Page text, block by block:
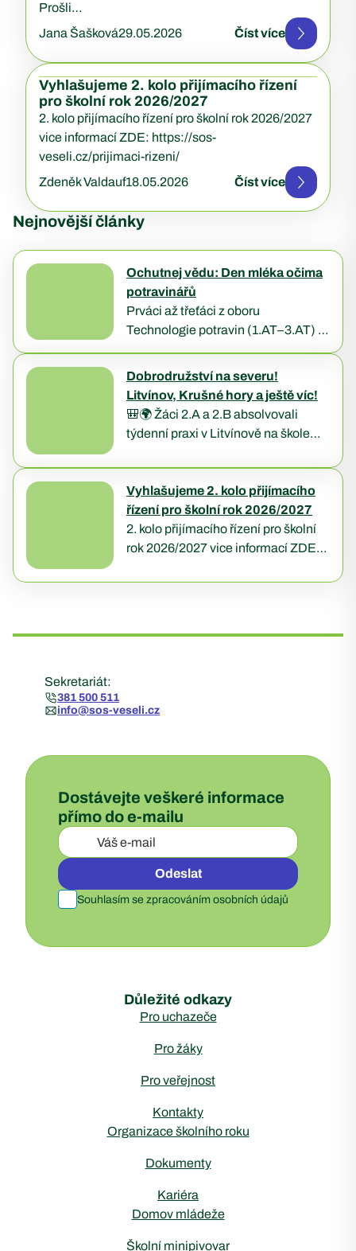
Prošli…
Jana Šašková29.05.2026 Číst více
Vyhlašujeme 2. kolo přijímacího řízení
pro školní rok 2026/2027
2. kolo přijímacího řízení pro školní rok 2026/2027
vice informací ZDE: https://sos-
veseli.cz/prijimaci-rizeni/
Zdeněk Valdauf18.05.2026 Číst více
Nejnovější články
Ochutnej vědu: Den mléka očima
potravinářů
Prváci až třeťáci z oboru
Technologie potravin (1.AT–3.AT) si
zajímavým programem. Nejdříve
nahlédli pod pokličku kvality
mléčných výrobků díky prezentaci
Ing….
Dobrodružství na severu!
Litvínov, Krušné hory a ještě víc!
🎒🌍 Žáci 2.A a 2.B absolvovali
týdenní praxi v Litvínově na škole
pestrý program plný poznávání i
zážitků. ⛰️ Prošli…
Vyhlašujeme 2. kolo přijímacího
řízení pro školní rok 2026/2027
2. kolo přijímacího řízení pro školní
rok 2026/2027 vice informací ZDE:
rizeni/
Sekretariát:
381 500 511
info@sos-veseli.cz
Dostávejte veškeré informace
přímo do e-mailu
Odeslat
Souhlasím se zpracováním osobních údajů
Důležité odkazy
Pro uchazeče
Pro žáky
Pro veřejnost
Kontakty
Organizace školního roku
Dokumenty
Kariéra
Domov mládeže
Školní minipivovar